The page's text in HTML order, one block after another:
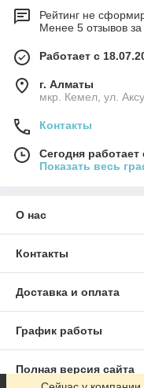
Рейтинг не
Менее 5 отзывов
Работает с
г. Алматы
мкр. Кемел, ул.
Контакты
Сегодня работает
Показать весь
О нас
Контакты
Доставка и оплата
График работы
Полная версия сайта